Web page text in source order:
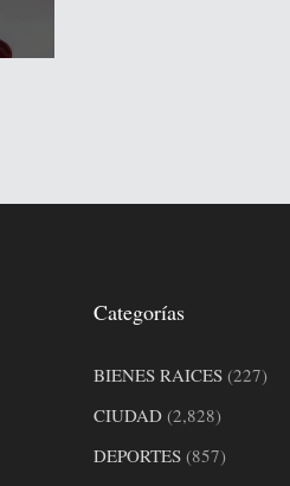
Categorías
BIENES RAICES(227)
CIUDAD(2,828)
DEPORTES(857)